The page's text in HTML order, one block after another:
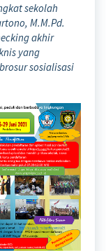
sekolah
M.M.Pd.
akhir
yang
sosialisasi